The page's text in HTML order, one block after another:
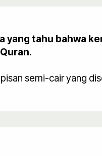
yang tahu bahwa
semi-cair yang